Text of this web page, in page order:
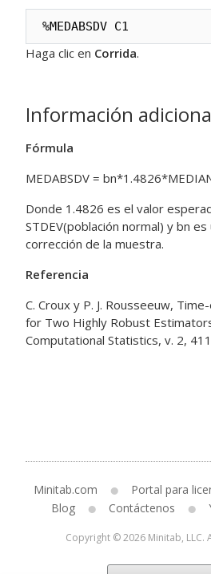
%MEDABSDV C1
Haga clic en Corrida.
Información
Fórmula
MEDABSDV =
Donde 1.4826 es el valor
STDEV(población normal) y bn
corrección de la muestra.
Referencia
C. Croux y P. J. Rousseeuw,
for Two Highly Robust
Computational Statistics, v. 2,
Minitab.com Portal para
Blog
Contáctenos
Copyright © 2026 Minitab, LLC.